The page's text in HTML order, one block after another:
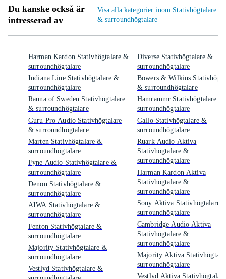
Du kanske också är
intresserad av
Visa alla kategorier inom Stativhögtalare
& surroundhögtalare
Harman Kardon Stativhögtalare &
surroundhögtalare
Indiana Line Stativhögtalare &
surroundhögtalare
Rauna of Sweden Stativhögtalare
& surroundhögtalare
Guru Pro Audio Stativhögtalare
& surroundhögtalare
Marten Stativhögtalare &
surroundhögtalare
Fyne Audio Stativhögtalare &
surroundhögtalare
Denon Stativhögtalare &
surroundhögtalare
AIWA Stativhögtalare &
surroundhögtalare
Fenton Stativhögtalare &
surroundhögtalare
Majority Stativhögtalare &
surroundhögtalare
Vestlyd Stativhögtalare &
Diverse Stativhögtalare &
surroundhögtalare
Bowers & Wilkins
& surroundhögtalare
Hamrammr Stativhögtalare &
surroundhögtalare
Gallo Stativhögtalare &
surroundhögtalare
Ruark Audio Aktiva
Stativhögtalare &
surroundhögtalare
Harman Kardon Aktiva
Stativhögtalare &
surroundhögtalare
Sony Aktiva Stativhögtalare
surroundhögtalare
Cambridge Audio Aktiva
Stativhögtalare &
surroundhögtalare
Majority Aktiva
surroundhögtalare
Vestlyd Aktiva